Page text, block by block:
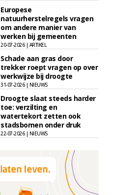
Europese
natuurherstelregels vragen
om andere manier van
werken bij gemeenten
20-07-2026 | ARTIKEL
Schade aan gras door
trekker roept vragen op over
werkwijze bij droogte
31-07-2026 | NIEUWS
Droogte slaat steeds harder
toe: verzilting en
watertekort zetten ook
stadsbomen onder druk
22-07-2026 | NIEUWS